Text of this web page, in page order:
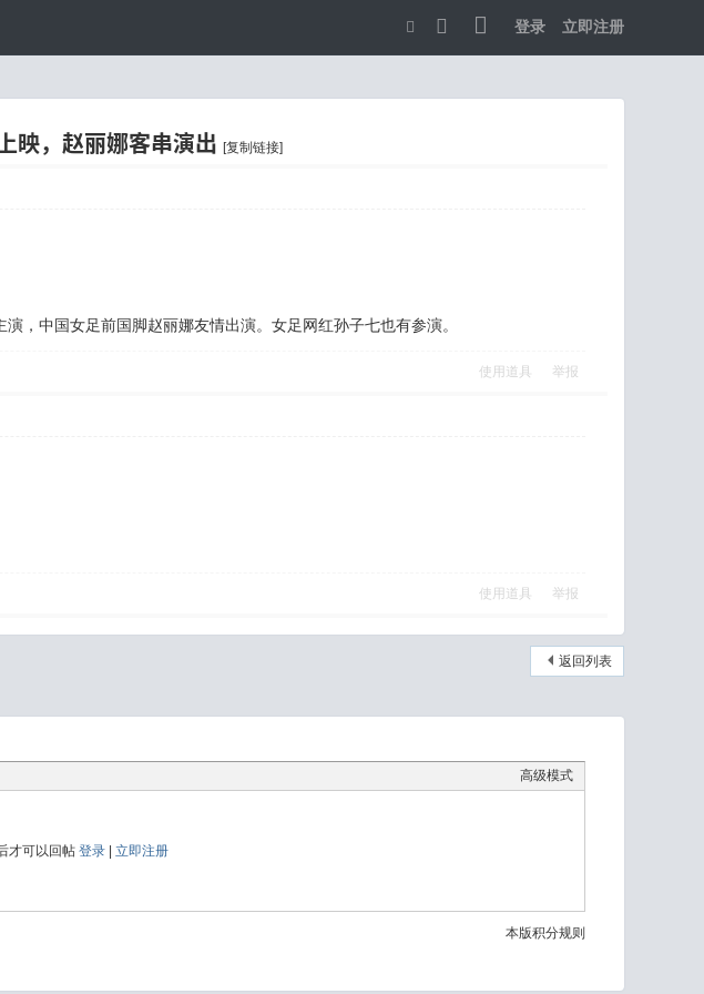
登录 立即注册
换
映，赵丽娜客串演出 [复制链接]
，中国女足前国脚赵丽娜友情出演。女足网红孙子七也有参演。
使用道具 举报
使用道具 举报
返回列表
高级模式
才可以回帖 登录| 立即注册
本版积分规则